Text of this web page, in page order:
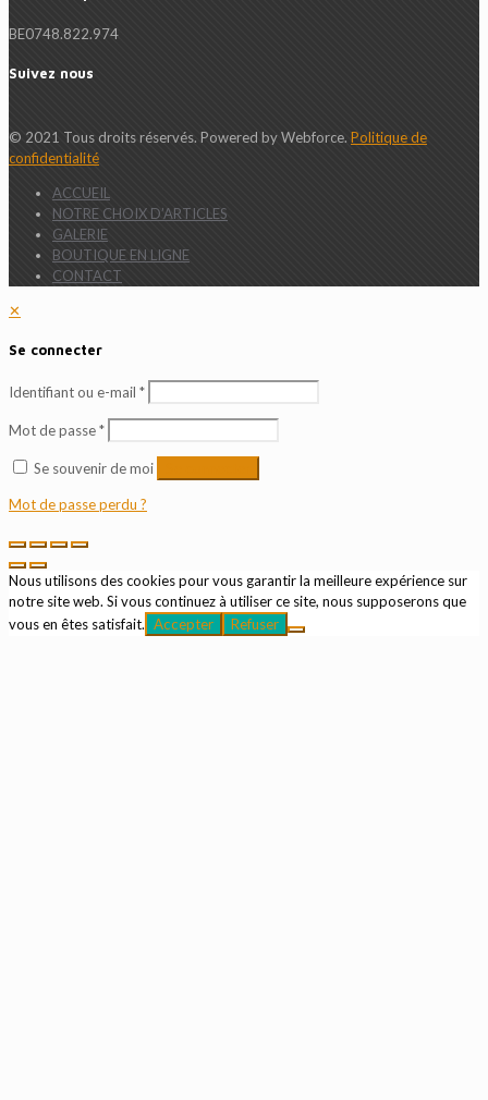
BE0748.822.974
Suivez nous
© 2021 Tous droits réservés. Powered by Webforce. Politique de
confidentialité
ACCUEIL
NOTRE CHOIX D’ARTICLES
GALERIE
BOUTIQUE EN LIGNE
CONTACT
✕
Se connecter
Identifiant ou e-mail *
Mot de passe*
Se souvenir de moi
Mot de passe perdu ?
Nous utilisons des cookies pour vous garantir la meilleure expérience sur
notre site web. Si vous continuez à utiliser ce site, nous supposerons que
vous en êtes satisfait. Accepter Refuser